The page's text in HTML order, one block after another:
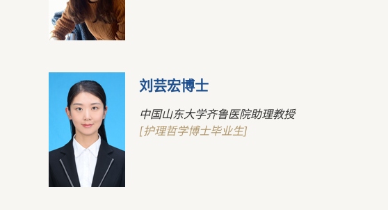
刘芸宏博士
中国山东大学齐鲁医院助理教授
[护理哲学博士毕业生]